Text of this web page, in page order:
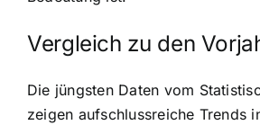
Vergleich zu den
Die jüngsten Daten vom
zeigen aufschlussreiche Trends